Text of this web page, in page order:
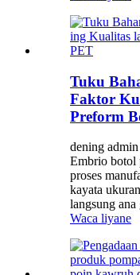
Tuku
Faktor
Preform
dening
Embrio botol
proses
kayata
langsung ana
Waca liyane